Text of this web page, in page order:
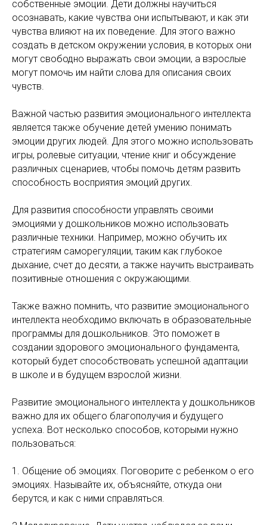
собственные эмоции. Дети должны научиться
осознавать, какие чувства они испытывают, и как эти
чувства влияют на их поведение. Для этого важно
создать в детском окружении условия, в которых они
могут свободно выражать свои эмоции, а взрослые
могут помочь им найти слова для описания своих
чувств.
Важной частью развития эмоционального интеллекта
является также обучение детей умению понимать
эмоции других людей. Для этого можно использовать
игры, ролевые ситуации, чтение книг и обсуждение
различных сценариев, чтобы помочь детям развить
способность восприятия эмоций других.
Для развития способности управлять своими
эмоциями у дошкольников можно использовать
различные техники. Например, можно обучить их
стратегиям саморегуляции, таким как глубокое
дыхание, счет до десяти, а также научить выстраивать
позитивные отношения с окружающими.
Также важно помнить, что развитие эмоционального
интеллекта необходимо включать в образовательные
программы для дошкольников. Это поможет в
создании здорового эмоционального фундамента,
который будет способствовать успешной адаптации
в школе и в будущем взрослой жизни.
Развитие эмоционального интеллекта у дошкольников
важно для их общего благополучия и будущего
успеха. Вот несколько способов, которыми нужно
пользоваться:
1. Общение об эмоциях. Поговорите с ребенком о его
эмоциях. Называйте их, объясняйте, откуда они
берутся, и как с ними справляться.